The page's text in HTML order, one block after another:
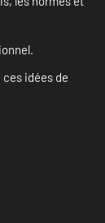
idées de